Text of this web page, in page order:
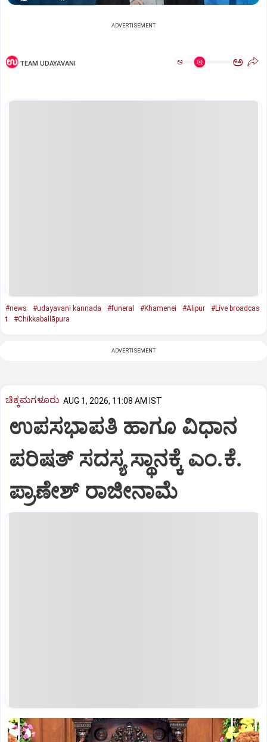
ADVERTISEMENT
TEAM UDAYAVANI ಅ ಅ
#news #udayavani kannada #funeral #Khamenei #Alipur
#Live broadcas
t
#Chikkaballāpura
ADVERTISEMENT
ಚಿಕ್ಕಮಗಳೂರು AUG 1, 2026, 11:08 AM IST
ಉಪಸಭಾಪತಿ ಹಾಗೂ ವಿಧಾನ
ಪರಿಷತ್ ಸದಸ್ಯ ಸ್ಥಾನಕ್ಕೆ ಎಂ.ಕೆ.
ಪ್ರಾಣೇಶ್ ರಾಜೀನಾಮೆ